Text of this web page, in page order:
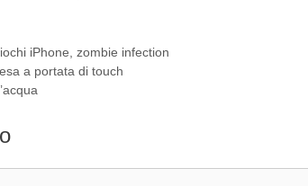
iPhone ,zombie infection
a portata di touch